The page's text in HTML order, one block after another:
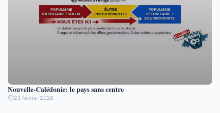
Nouvelle-Calédonie: le pays sans centre
23 février 2026